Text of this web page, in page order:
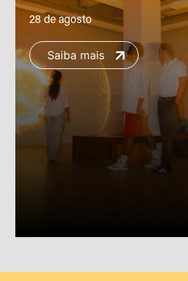
28 de agosto
Saiba mais